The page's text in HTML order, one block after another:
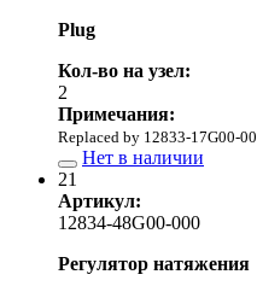
Plug
Кол-во на узел:
2
Примечания:
Replaced by 12833-17G00-
Нет в наличии
21
Артикул:
12834-48G00-000
Регулятор натяжения